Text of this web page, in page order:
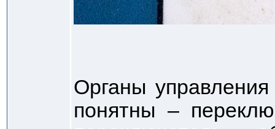
Органы
понятны –